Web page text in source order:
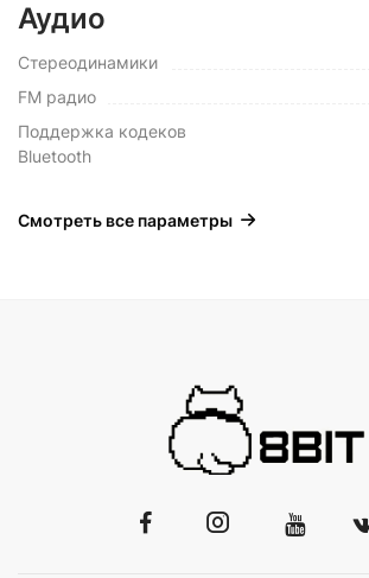
Аудио
Стереодинамики
FM радио
Поддержка кодеков
Bluetooth
Смотреть все параметры